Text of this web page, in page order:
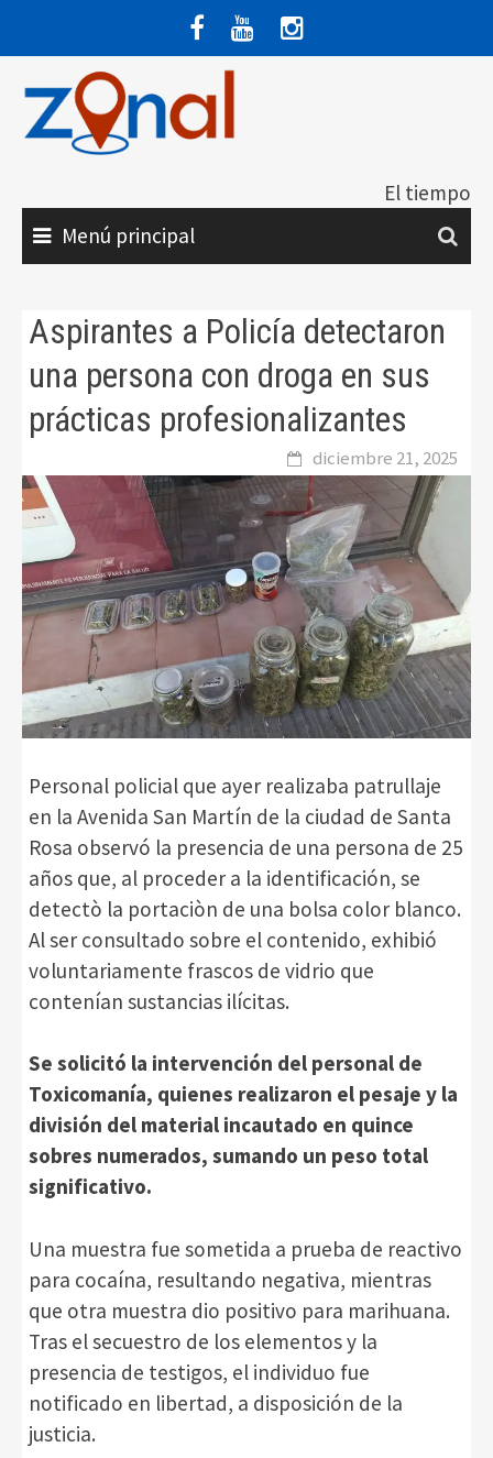
contenido
El tiempo
Menú principal
Aspirantes a Policía detectaron
una persona con droga en sus
prácticas profesionalizantes
diciembre 21, 2025
Personal policial que ayer realizaba patrullaje
en la Avenida San Martín de la ciudad de Santa
Rosa observó la presencia de una persona de 25
años que, al proceder a la identificación, se
detectò la portaciòn de una bolsa color blanco.
Al ser consultado sobre el contenido, exhibió
voluntariamente frascos de vidrio que
contenían sustancias ilícitas.
Se solicitó la intervención del personal de
Toxicomanía, quienes realizaron el pesaje y la
división del material incautado en quince
sobres numerados, sumando un peso total
significativo.
Una muestra fue sometida a prueba de reactivo
para cocaína, resultando negativa, mientras
que otra muestra dio positivo para marihuana.
Tras el secuestro de los elementos y la
presencia de testigos, el individuo fue
notificado en libertad, a disposición de la
justicia.